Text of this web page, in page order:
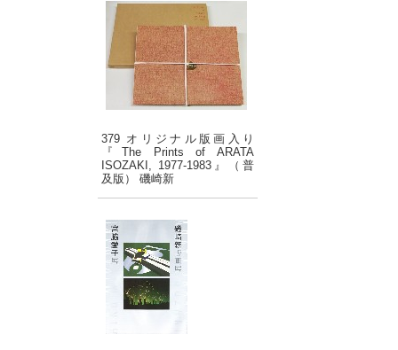
379 オリジナル版画入り
『The Prints of ARATA
ISOZAKI, 1977-1983』（普
及版） 磯崎新